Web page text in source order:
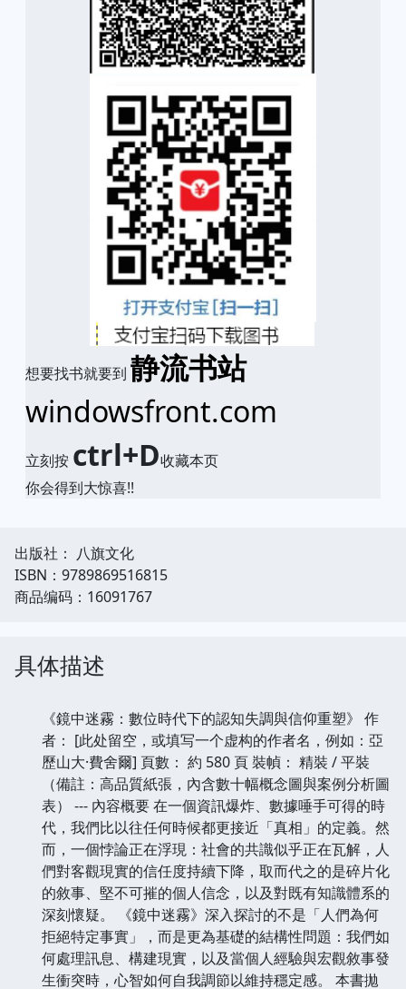
想要找书就要到 静流书站
windowsfront.com
立刻按 ctrl+D收藏本页
你会得到大惊喜!!
出版社： 八旗文化
ISBN：9789869516815
商品编码：16091767
具体描述
《鏡中迷霧：數位時代下的認知失調與信仰重塑》 作
者： [此处留空，或填写一个虚构的作者名，例如：亞
歷山大·費舍爾] 頁數： 約 580 頁 裝幀： 精裝 / 平裝
（備註：高品質紙張，內含數十幅概念圖與案例分析圖
表） --- 內容概要 在一個資訊爆炸、數據唾手可得的時
代，我們比以往任何時候都更接近「真相」的定義。然
而，一個悖論正在浮現：社會的共識似乎正在瓦解，人
們對客觀現實的信任度持續下降，取而代之的是碎片化
的敘事、堅不可摧的個人信念，以及對既有知識體系的
深刻懷疑。 《鏡中迷霧》深入探討的不是「人們為何
拒絕特定事實」，而是更為基礎的結構性問題：我們如
何處理訊息、構建現實，以及當個人經驗與宏觀敘事發
生衝突時，心智如何自我調節以維持穩定感。 本書拋